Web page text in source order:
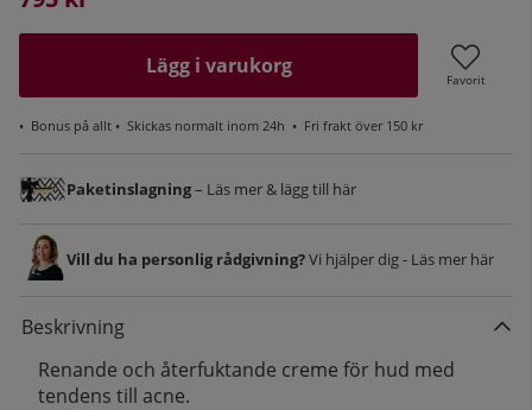
Lägg i varukorg
Favorit
• Bonus på allt • Skickas normalt inom 24h • Fri frakt över 150 kr
Paketinslagning– Läs mer & lägg till här
Vill du ha personlig rådgivning?Vi hjälper dig - Läs mer här
Beskrivning
Renande och återfuktande creme för hud med
tendens till acne.